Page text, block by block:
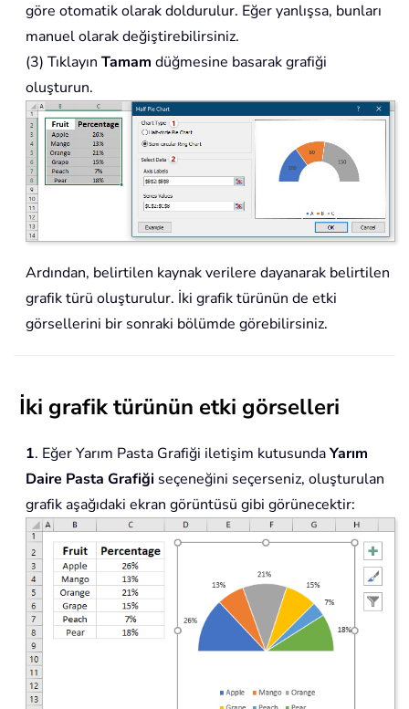
göre otomatik olarak doldurulur. Eğer yanlışsa, bunları
manuel olarak değiştirebilirsiniz.
(3) Tıklayın Tamam düğmesine basarak grafiği
oluşturun.
Ardından, belirtilen kaynak verilere dayanarak belirtilen
grafik türü oluşturulur. İki grafik türünün de etki
görsellerini bir sonraki bölümde görebilirsiniz.
İki grafik türünün etki görselleri
1. Eğer Yarım Pasta Grafiği iletişim kutusundaYarım
Daire Pasta Grafiği seçeneğini seçerseniz, oluşturulan
grafik aşağıdaki ekran görüntüsü gibi görünecektir: